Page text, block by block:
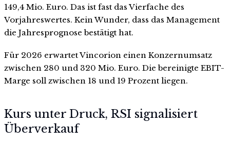
149,4 Mio. Euro. Das ist fast das Vierfache des
Vorjahreswertes. Kein Wunder, dass das Management
die Jahresprognose bestätigt hat.
Für 2026 erwartet Vincorion einen Konzernumsatz
zwischen 280 und 320 Mio. Euro. Die bereinigte EBIT-
Marge soll zwischen 18 und 19 Prozent liegen.
Kurs unter Druck, RSI signalisiert
Überverkauf